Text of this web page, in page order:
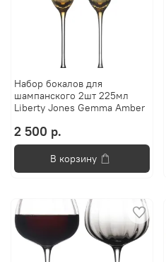
Набор бокалов для
шампанского 2шт 225мл
Liberty Jones Gemma Amber
2 500 р.
В корзину